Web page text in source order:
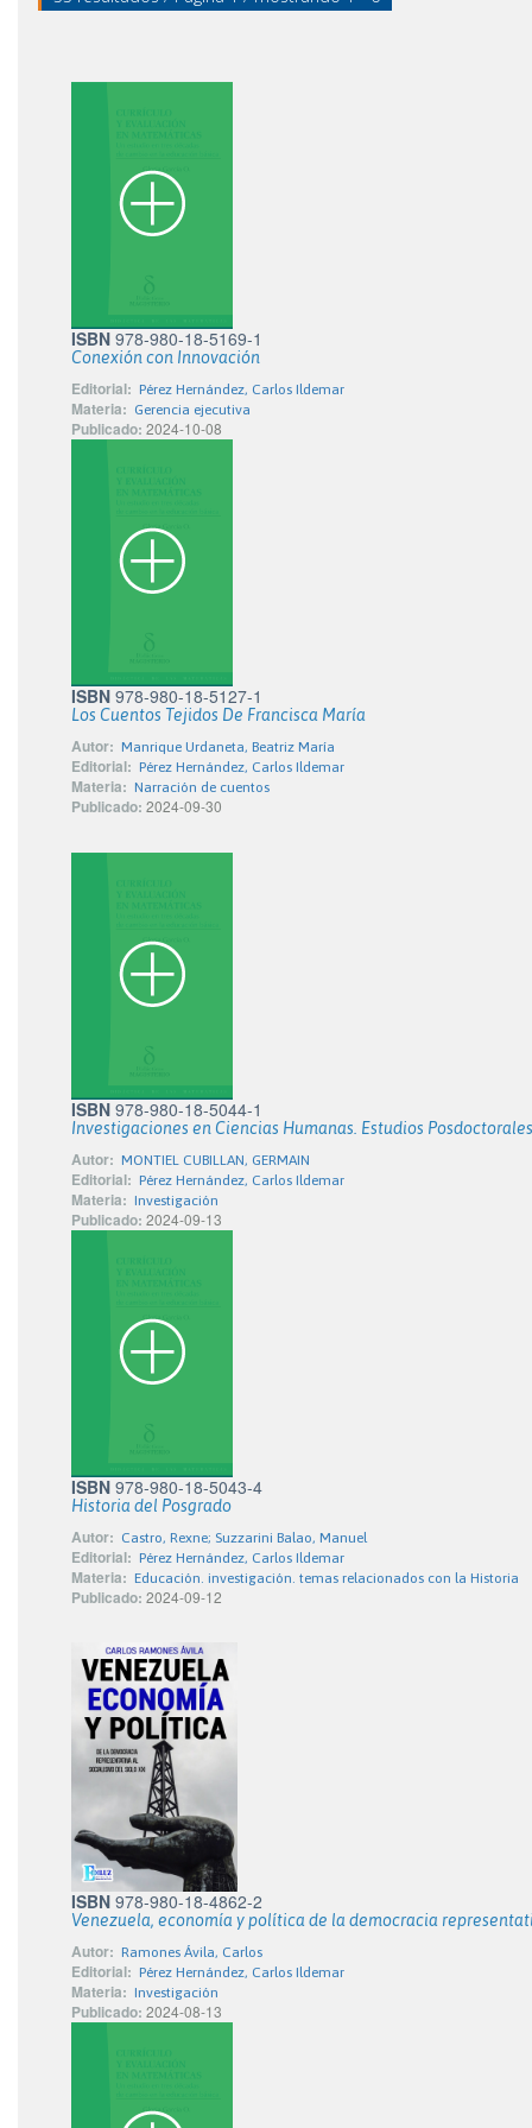
ISBN 978-980-18-5169-1
Conexión con Innovación
Editorial: Pérez Hernández, Carlos Ildemar
Materia: Gerencia ejecutiva
Publicado: 2024-10-08
ISBN 978-980-18-5127-1
Los Cuentos Tejidos De Francisca María
Autor: Manrique Urdaneta, Beatriz María
Editorial: Pérez Hernández, Carlos Ildemar
Materia: Narración de cuentos
Publicado: 2024-09-30
ISBN 978-980-18-5044-1
Investigaciones en Ciencias Humanas. Estudios Posdoctorales
Autor: MONTIEL CUBILLAN, GERMAIN
Editorial: Pérez Hernández, Carlos Ildemar
Materia: Investigación
Publicado: 2024-09-13
ISBN 978-980-18-5043-4
Historia del Posgrado
Autor: Castro, Rexne; Suzzarini Balao, Manuel
Editorial: Pérez Hernández, Carlos Ildemar
Materia: Educación. investigación. temas relacionados con la Historia
Publicado: 2024-09-12
ISBN 978-980-18-4862-2
Venezuela, economía y política de la democracia
Autor: Ramones Ávila, Carlos
Editorial: Pérez Hernández, Carlos Ildemar
Materia: Investigación
Publicado: 2024-08-13